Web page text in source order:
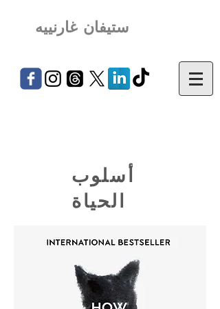
ستيفان غارنييه
أسلوب
الحياة